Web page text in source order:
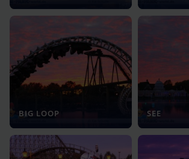
BIG LOOP SEE